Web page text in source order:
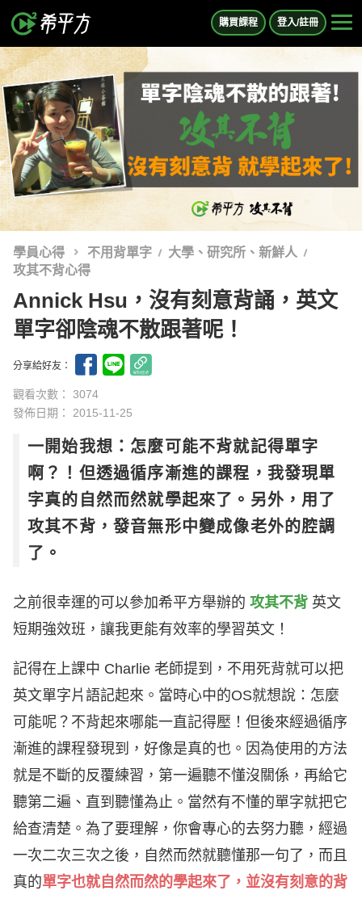
購買課程 登入/註冊
學員心得 不用背單字
大學、研究所、新鮮人
攻其不背心得
Annick Hsu，沒有刻意背誦，英文
單字卻陰魂不散跟著呢！
分享給好友：
觀看次數： 3074
發佈日期： 2015-11-25
一開始我想：怎麼可能不背就記得單字
啊？！但透過循序漸進的課程，我發現單
字真的自然而然就學起來了。另外，用了
攻其不背，發音無形中變成像老外的腔調
了。
之前很幸運的可以參加希平方舉辦的 攻其不背 英文
短期強效班，讓我更能有效率的學習英文！
記得在上課中 Charlie 老師提到，不用死背就可以把
英文單字片語記起來。當時心中的OS就想說：怎麼
可能呢？不背起來哪能一直記得壓！但後來經過循序
漸進的課程發現到，好像是真的也。因為使用的方法
就是不斷的反覆練習，第一遍聽不懂沒關係，再給它
聽第二遍、直到聽懂為止。當然有不懂的單字就把它
給查清楚。為了要理解，你會專心的去努力聽，經過
一次二次三次之後，自然而然就聽懂那一句了，而且
真的單字也就自然而然的學起來了，並沒有刻意的背